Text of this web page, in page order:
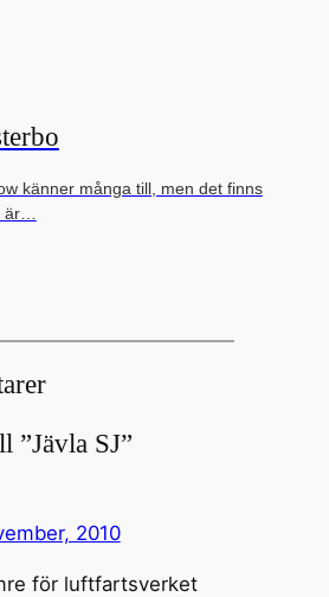
känner många till, men det finns
”Jävla SJ”
2010
för luftfartsverket